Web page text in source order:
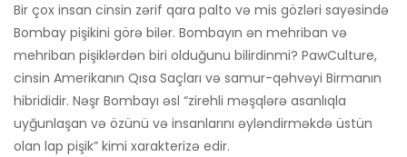
Bir çox insan cinsin zərif qara palto və mis gözləri sayəsində
Bombay pişikini görə bilər. Bombayın ən mehriban və
mehriban pişiklərdən biri olduğunu bilirdinmi? PawCulture,
cinsin Amerikanın Qısa Saçları və samur-qəhvəyi Birmanın
hibrididir. Nəşr Bombayı əsl “zirehli məşqlərə asanlıqla
uyğunlaşan və özünü və insanlarını əyləndirməkdə üstün
olan lap pişik” kimi xarakterizə edir.